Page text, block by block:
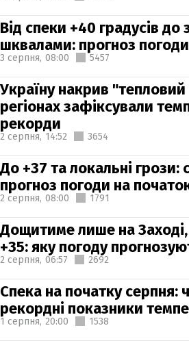
Від спеки +40 градусів до
шквалами: прогноз
3 серпня, 08:00 5457
Україну накрив "тепловий
регіонах зафіксували
рекорди
2 серпня, 14:52 3654
До +37 та локальні грози:
прогноз погоди на
2 серпня, 08:00 1791
Дощитиме лише на
+35: яку погоду
2 серпня, 06:57 2692
Спека на початку серпня:
рекордні показники
1 серпня, 20:00 1538